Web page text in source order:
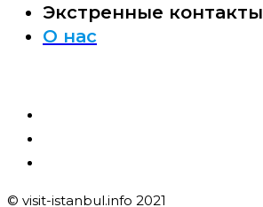
Экстренные контакты
О нас
© visit-istanbul.info 2021